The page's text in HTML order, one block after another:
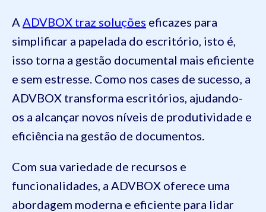
A ADVBOX traz soluções eficazes para
simplificar a papelada do escritório, isto é,
isso torna a gestão documental mais eficiente
e sem estresse. Como nos cases de sucesso, a
ADVBOX transforma escritórios, ajudando-
os a alcançar novos níveis de produtividade e
eficiência na gestão de documentos.
Com sua variedade de recursos e
funcionalidades, a ADVBOX oferece uma
abordagem moderna e eficiente para lidar